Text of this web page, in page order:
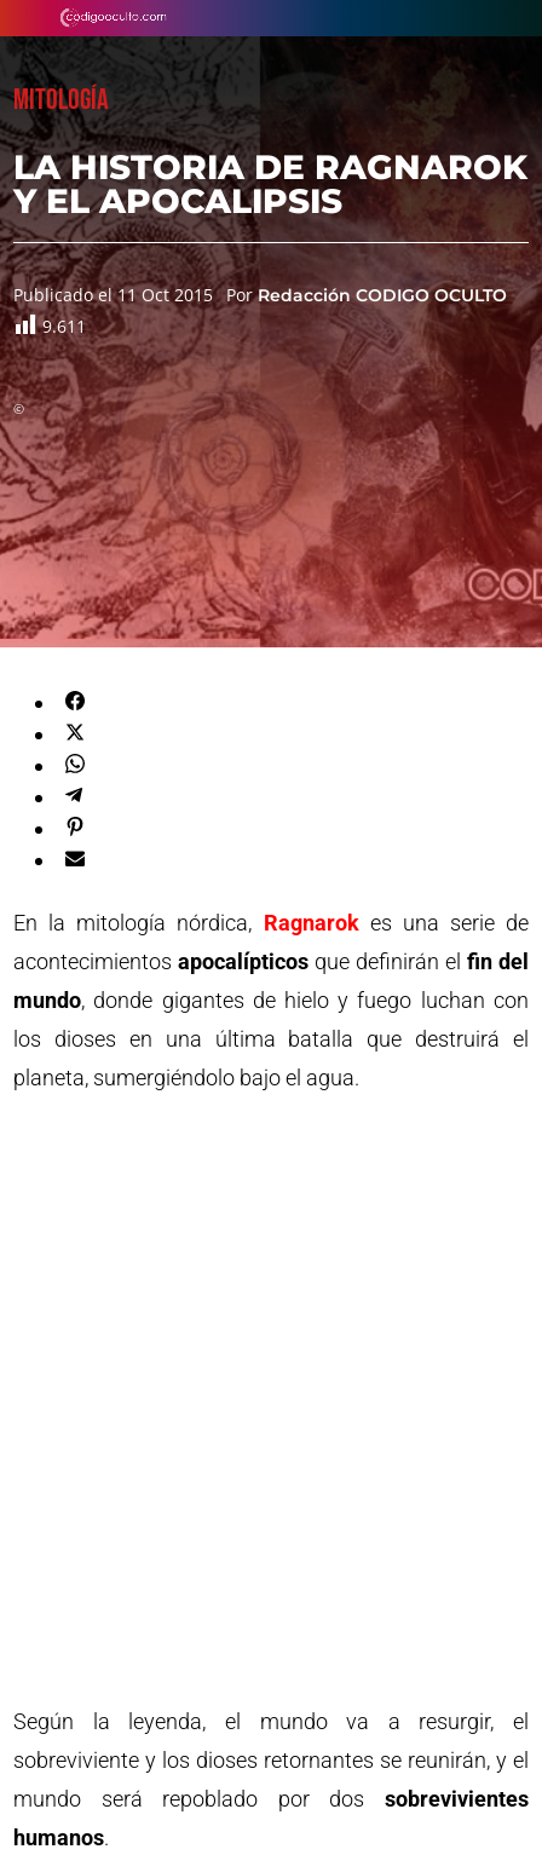
MITOLOGÍA
LA HISTORIA DE RAGNAROK
Y EL APOCALIPSIS
Publicado el 11 Oct 2015 PorRedacción CODIGO OCULTO
9.611
©
En la mitología nórdica, Ragnarokes una serie de
acontecimientosapocalípticos que definirán el fin del
mundo, donde gigantes de hielo y fuego luchan con
los dioses en una última batalla que destruirá el
planeta, sumergiéndolo bajo el agua.
Según la leyenda, el mundo va a resurgir, el
sobreviviente y los dioses retornantes se reunirán, y el
mundo será repoblado por dos sobrevivientes
humanos.